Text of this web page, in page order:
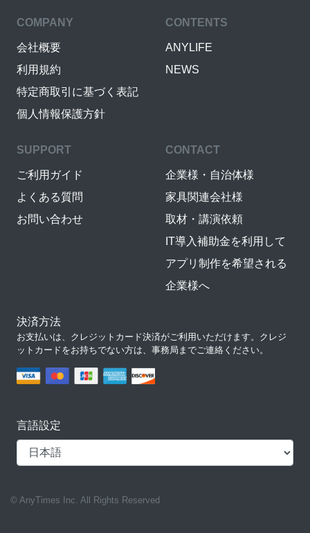
COMPANY
会社概要
利用規約
特定商取引に基づく表記
個人情報保護方針
CONTENTS
ANYLIFE
NEWS
SUPPORT
ご利用ガイド
よくある質問
お問い合わせ
CONTACT
企業様・自治体様
家具関連会社様
取材・講演依頼
IT導入補助金を利用して
アプリ制作を希望される
企業様へ
決済方法
お支払いは、クレジットカード決済がご利用いただけます。クレジ
ットカードをお持ちでない方は、事務局までご連絡ください。
言語設定
© AnyTimes Inc. All Rights Reserved